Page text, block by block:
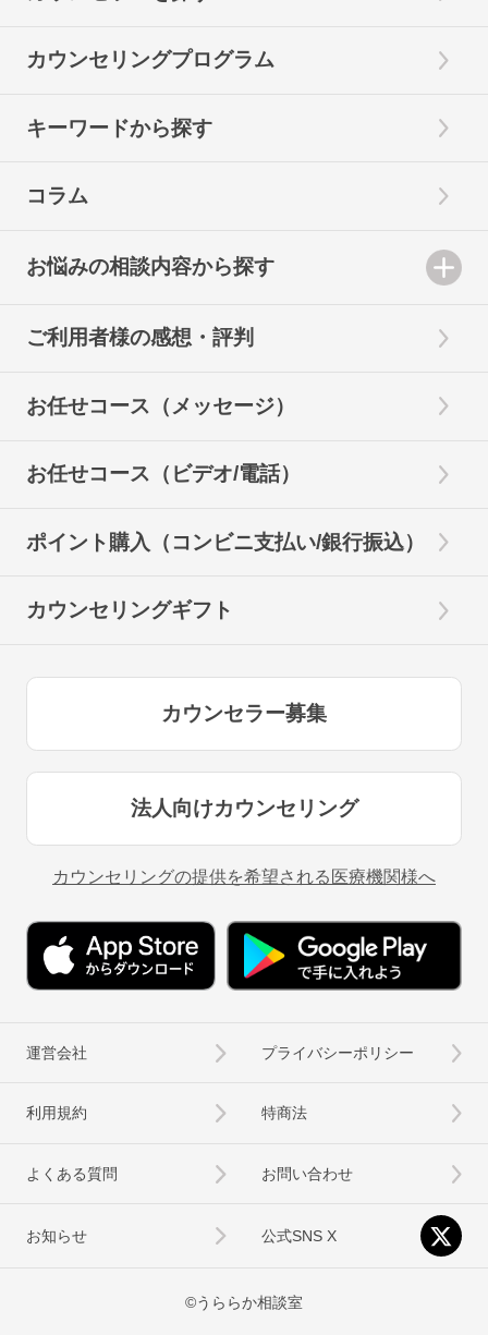
カウンセリングプログラム
キーワードから探す
コラム
お悩みの相談内容から探す
ご利用者様の感想・評判
お任せコース（メッセージ）
お任せコース（ビデオ/電話）
ポイント購入（コンビニ支払い/銀行振込）
カウンセリングギフト
カウンセラー募集
法人向けカウンセリング
カウンセリングの提供を希望される医療機関様へ
運営会社 プライバシーポリシー
利用規約 特商法
よくある質問 お問い合わせ
お知らせ 公式SNS X
©うららか相談室